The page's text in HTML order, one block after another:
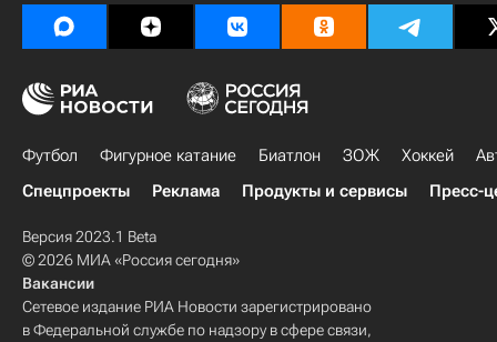
Футбол Фигурное катание Биатлон ЗОЖ Хоккей
Спецпроекты
Реклама Продукты и сервисы Пресс-
Версия 2023.1 Beta
© 2026 МИА «Россия сегодня»
Вакансии
Сетевое издание РИА Новости зарегистрировано
в Федеральной службе по надзору в сфере связи,